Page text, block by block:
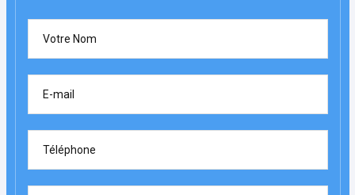
Votre Nom
E-mail
Téléphone